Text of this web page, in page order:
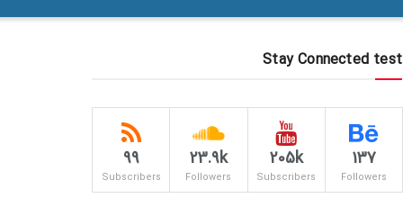
Stay Connected test
137
Followers
205k
Subscribers
23.9k
Followers
99
Subscribers